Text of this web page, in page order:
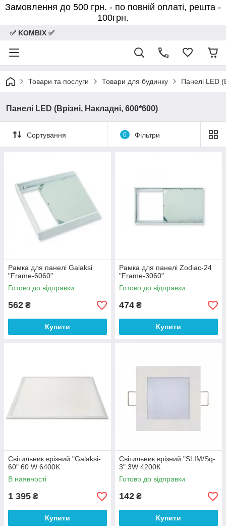
Замовлення до 500 грн. - по повній оплаті, решта -
100грн.
✅ KOMBIX ✅
Товари та послуги Товари для будинку Панелі LED
Панелі LED (Врізні, Накладні, 600*600)
Сортування 0 Фільтри
Рамка для панелі Galaksi
"Frame-6060"
Готово до відправки
562 ₴
Купити
Рамка для панелі Zodiac-24
"Frame-3060"
Готово до відправки
474 ₴
Купити
Світильник врізний "Galaksi-
60" 60 W 6400K
В наявності
1 395 ₴
Купити
Світильник врізний "SLIM/Sq-
3" 3W 4200К
Готово до відправки
142 ₴
Купити